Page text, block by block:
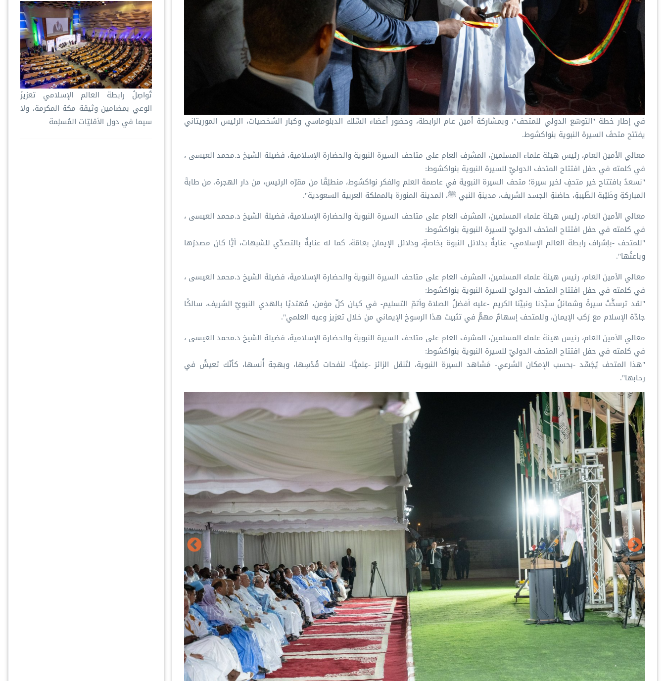
في إطار خطة "التوسّع الدولي للمتحف"، وبمشاركة أمين عام الرابطة، وحضور أعضاء السِّلك الدبلوماسي وكبار الشخصيات، الرئيس الموريتاني
يفتتح متحفَ السيرة النبوية بنواكشوط.
معالي الأمين العام، رئيس هيئة علماء المسلمين، المشرف العام على متاحف السيرة النبوية والحضارة الإسلامية، فضيلة الشيخ د.⁧‫محمد العيسى‬⁩ ⁦‪‬⁩،
في كلمته في حفل افتتاح المتحف الدوليّ للسيرة النبوية بنواكشوط:
‏"نسعدُ بافتتاح خير متحفٍ لخير سيرة؛ متحف السيرة النبوية في عاصمة العلم والفكر نواكشوط، منطلِقًا من مقرّه الرئيس، من دار الهجرة، من طابةَ
المباركةِ وطَيْبة الطّيبةِ، حاضنةِ الجسد الشريف، مدينةِ النبي ﷺ، المدينة المنورة بالمملكة العربية السعودية".
معالي الأمين العام، رئيس هيئة علماء المسلمين، المشرف العام على متاحف السيرة النبوية والحضارة الإسلامية، فضيلة الشيخ د.⁧‫محمد العيسى‬⁩ ⁦‬⁩،
في كلمته في حفل افتتاح المتحف الدوليّ للسيرة النبوية بنواكشوط:
‏"للمتحف -بإشراف ⁧‫رابطة العالم الإسلامي‬⁩- عنايةٌ بدلائل النبوة بخاصةٍ، ودلائل الإيمان بعامّة، كما له عنايةٌ بالتصدّي للشبهات، أيًّا كان مصدرُها
وباعثُها".
معالي الأمين العام، رئيس هيئة علماء المسلمين، المشرف العام على متاحف السيرة النبوية والحضارة الإسلامية، فضيلة الشيخ د.⁧‫محمد العيسى‬⁩ ⁦‬⁩،
في كلمته في حفل افتتاح المتحف الدوليّ للسيرة النبوية بنواكشوط:
‏"لقد ترسخَّتْ سيرةُ وشمائلُ سيِّدنا ونبيِّنا الكريم -عليه أفضلُ الصلاة وأتمّ التسليم- في كيان كلّ مؤمن، مُهتديًا بالهدي النبويّ الشريف، سالكًا
جادّة الإسلام مع رَكب الإيمان، وللمتحف إسهامٌ مهمٌّ في تثبيت هذا الرسوخ الإيماني من خلال تعزيز وعيه العلمي".
معالي الأمين العام، رئيس هيئة علماء المسلمين، المشرف العام على متاحف السيرة النبوية والحضارة الإسلامية، فضيلة الشيخ د.⁧‫محمد العيسى‬⁩ ⁦‪‬⁩،
في كلمته في حفل افتتاح المتحف الدوليّ للسيرة النبوية بنواكشوط:
‏"هذا المتحف يُجَسِّد -بحسب الإمكان الشرعي- مَشاهد السيرة النبوية، لتَنقل الزائرَ -عِلميًّا- لنفحات قُدْسِها، وبهجة أُنسها، كأنّك تعيشُ في
رحابها".
تُواصِلُ ⁧‫رابطة العالم الإسلامي‬⁩ تعزيزَ
الوعي بمضامين وثيقة مكة المكرمة، ولا
سيما في دول الأقليّات المُسلِمة